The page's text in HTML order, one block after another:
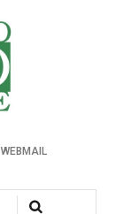
WEBMAIL